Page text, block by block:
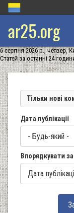
ar25.org
6 серпня 2026 р., четвер,
Статей за останні 24
Тільки нові
Дата публікації
Впорядкувати за